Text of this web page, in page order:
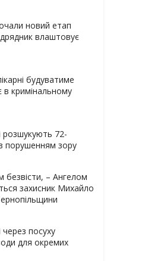
новий етап
влаштовує
будуватиме
в кримінальному
розшукують 72-
порушенням зору
безвісти, – Ангелом
захисник Михайло
посуху
для окремих